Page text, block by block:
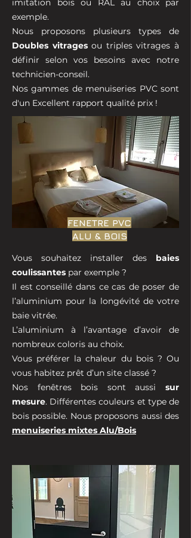
imitation bois ou RAL au choix par
exemple.
Nous proposons plusieurs types de
Doubles vitragesou triples vitrages à
définir selon vos besoins avec notre
technicien-conseil.
Nos gammes de menuiseries PVC sont
d'un Excellent rapport qualité prix !
FENETRE PVC
ALU & BOIS
Vous souhaitez installer des baies
coulissantes par exemple ?
Il est conseillé dans ce cas de poser de
l’aluminium pour la longévité de votre
baie vitrée.
L’aluminium à l’avantage d’avoir de
nombreux coloris au choix.
Vous préférer la chaleur du bois ? Ou
vous habitez prêt d’un site classé ?
Nos fenêtres bois sont aussi sur
mesure. Différentes couleurs et type de
bois possible. Nous proposons aussi des
menuiseries mixtes Alu/Bois